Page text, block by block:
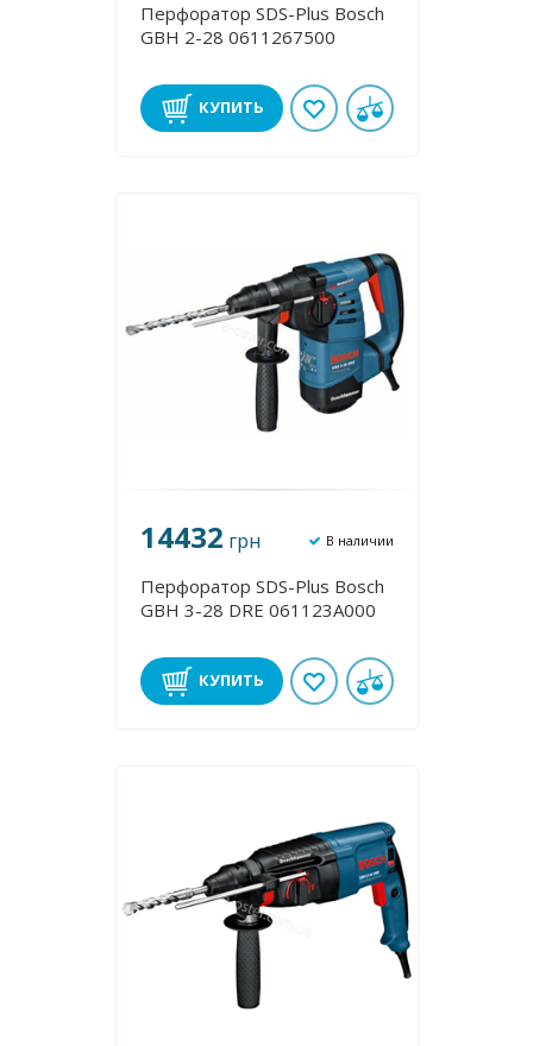
Перфоратор SDS-Plus Bosch
GBH 2-28 0611267500
КУПИТЬ
14432 грн В наличии
Перфоратор SDS-Plus Bosch
GBH 3-28 DRE 061123A000
КУПИТЬ